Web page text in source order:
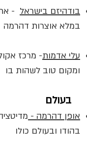
בודהיזם בישראל -
במלא אוצרות דהרמה
עלי אדמות- מרכז
ומקום טוב לשהות בו
בעולם
אופן דהרמה -
בהודו ובעולם כולו